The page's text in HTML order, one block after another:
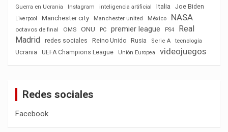
Guerra en Ucrania Instagram inteligencia artificial Italia Joe Biden
Liverpool Manchester city Manchester united México NASA
octavos de final OMS ONU PC premier league PS4
Real
Madrid
redes sociales Reino Unido Rusia Serie A
tecnología
Ucrania
UEFA Champions League Unión Europea videojuegos
Redes sociales
Facebook